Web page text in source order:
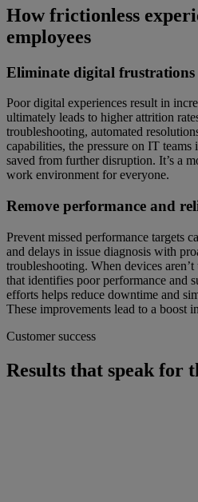
How frictionless
employees
Eliminate digital frustrations
Poor digital experiences result in
ultimately leads to higher attrition
troubleshooting, automated
capabilities, the pressure on IT teams
saved from further disruption. It’s a
work environment for everyone.
Remove performance and
Prevent missed performance targets
and delays in issue diagnosis with
troubleshooting. When devices
that identifies poor performance and
efforts helps reduce downtime and
These improvements lead to a boost
Customer success
Results that speak for